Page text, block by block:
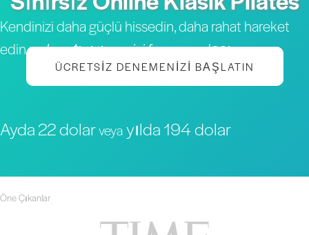
Kendinizi daha güçlü hissedin, daha rahat hareket
edin vehayatınızın en iyi formunaulaşın
ÜCRETSIZ DENEMENIZI BAŞLATIN
Ayda 22 dolarveyayılda 194 dolar
Öne Çıkanlar